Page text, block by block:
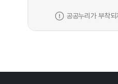
공공누리가 부착